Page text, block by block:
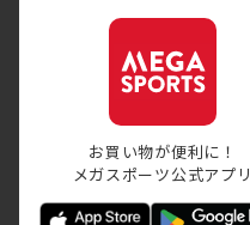
お買い物が便利に！
メガスポーツ公式アプリ